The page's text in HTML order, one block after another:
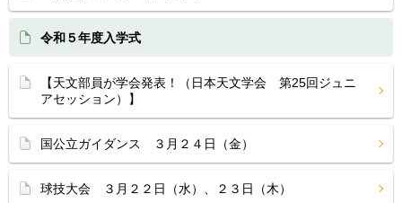
令和５年度入学式
【天文部員が学会発表！（日本天文学会 第25回ジュニ
アセッション）】
国公立ガイダンス ３月２４日（金）
球技大会 ３月２２日（水）、２３日（木）